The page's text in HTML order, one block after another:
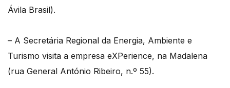
Ávila Brasil).
– A Secretária Regional da Energia, Ambiente e
Turismo visita a empresa eXPerience, na Madalena
(rua General António Ribeiro, n.º 55).